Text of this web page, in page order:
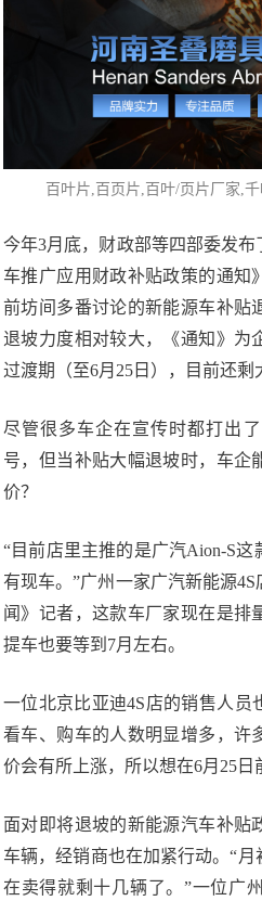
百叶片,百页片,百叶/页片厂家,
今年3月底，财政部等四部委发
车推广应用财政补贴政策的通知
前坊间多番讨论的新能源车补贴
退坡力度相对较大，《通知》为
过渡期（至6月25日），目前还剩
尽管很多车企在宣传时都打出
号，但当补贴大幅退坡时，车企
价？
“目前店里主推的是广汽Aion-S
有现车。”广州一家广汽新能源
闻》记者，这款车厂家现在是排
提车也要等到7月左右。
一位北京比亚迪4S店的销售人员
看车、购车的人数明显增多，许
价会有所上涨，所以想在6月25日
面对即将退坡的新能源汽车补贴
车辆，经销商也在加紧行动。“
在卖得就剩十几辆了。”一位广